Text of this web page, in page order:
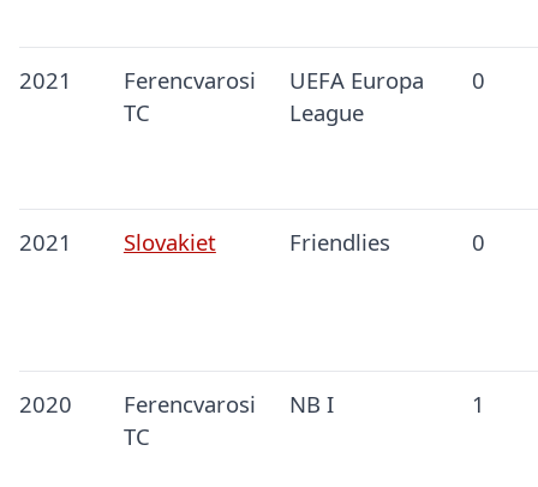
2021
Ferencvarosi
TC
UEFA Europa
League
0
2021 Slovakiet Friendlies 0
2020
Ferencvarosi
TC
NB I 1